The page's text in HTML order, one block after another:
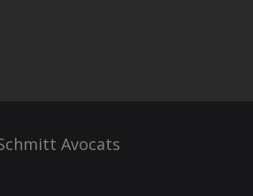
Avocats